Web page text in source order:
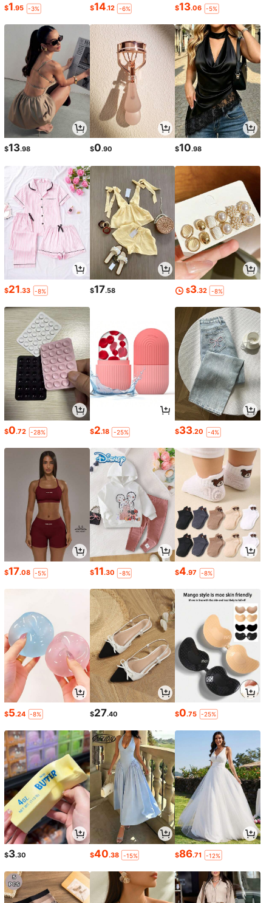
$1.95 -3% $14.12 -6% $13.06 -5%
$13.98 $0.90 $10.98
$21.33 -8% $17.58 $3.32 -8%
$0.72 -28% $2.18 -25% $33.20 -4%
$17.08 -5% $11.30 -8% $4.97 -8%
$5.24 -8% $27.40 $0.75 -25%
$3.30 $40.38 -15% $86.71 -12%